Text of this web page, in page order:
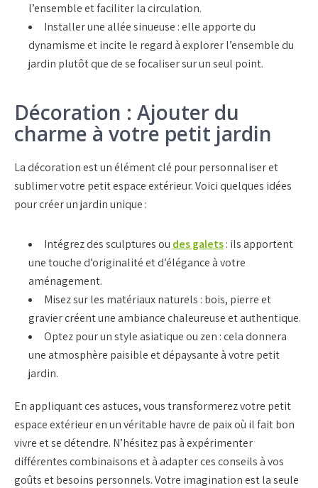
l’ensemble et faciliter la circulation.
Installer une allée sinueuse : elle apporte du
dynamisme et incite le regard à explorer l’ensemble du
jardin plutôt que de se focaliser sur un seul point.
Décoration : Ajouter du
charme à votre petit jardin
La décoration est un élément clé pour personnaliser et
sublimer votre petit espace extérieur. Voici quelques idées
pour créer un jardin unique :
Intégrez des sculptures ou des galets: ils apportent
une touche d’originalité et d’élégance à votre
aménagement.
Misez sur les matériaux naturels : bois, pierre et
gravier créent une ambiance chaleureuse et authentique.
Optez pour un style asiatique ou zen : cela donnera
une atmosphère paisible et dépaysante à votre petit
jardin.
En appliquant ces astuces, vous transformerez votre petit
espace extérieur en un véritable havre de paix où il fait bon
vivre et se détendre. N’hésitez pas à expérimenter
différentes combinaisons et à adapter ces conseils à vos
goûts et besoins personnels. Votre imagination est la seule